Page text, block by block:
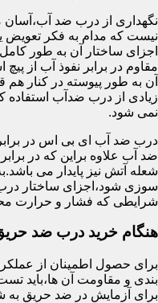
نگهداری از درب ضد آب،آسان
نیست که مدام به فکر تعویض
اجزای ساختار آن به طور
مقاوم در برابر نفوذ آب از
آن به طور پیوسته در کنار هم
زیادی از درب ضدآب استفاده
نمی شود.
درب ضد آب ای بی اس در
ضد آب علاوه براین که در
شعله آتش نیز پایدار می
سوزی شود،اجزای ساختار
شرایطی که فشار و حرارت
هنگام خرید درب ضد
برای حصول اطمینان از
برای آزمایش در ضد حریق به